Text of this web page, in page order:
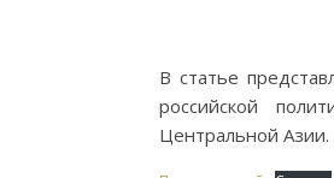
В статье
российской
Центральной